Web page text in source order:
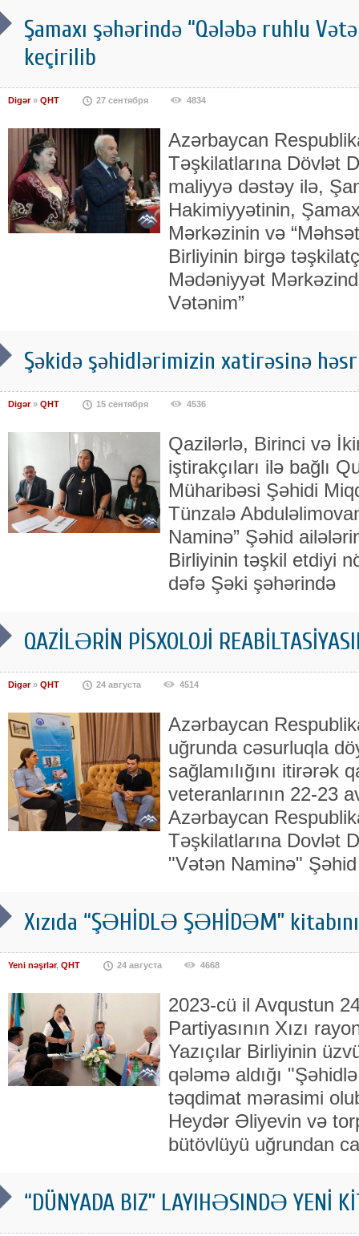
Şamaxı şəhərində “Qələbə ruhlu
keçirilib
Digər» QHT 27 сентября 4834
Azərbaycan
Təşkilatlarına Dövlət
maliyyə dəstəy ilə,
Hakimiyyətinin,
Mərkəzinin və
Birliyinin birgə
Mədəniyyət
Vətənim”
Şəkidə şəhidlərimizin xatirəsinə
Digər» QHT 15 сентября 4536
Qazilərlə, Birinci və
iştirakçıları ilə bağlı
Müharibəsi Şəhidi
Tünzalə
Naminə” Şəhid
Birliyinin təşkil etdiyi
dəfə Şəki şəhərində
QAZİLƏRİN PİSXOLOJİ
Digər» QHT 24 августа 4514
Azərbaycan
uğrunda cəsurluqla
sağlamılığını itirərək
veteranlarının 22-23
Azərbaycan
Təşkilatlarına Dovlət
"Vətən Naminə"
Xızıda “ŞƏHİDLƏ ŞƏHİDƏM”
Yeni nəşrlər, QHT 24 августа 4668
2023-cü il Avqustun
Partiyasının Xızı
Yazıçılar Birliyinin
qələmə aldığı
təqdimat mərasimi
Heydər Əliyevin və
bütövlüyü uğrundan
“DÜNYADA BIZ” LAYIHƏSINDƏ YENİ